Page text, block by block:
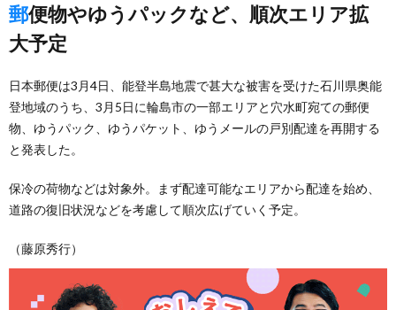
郵便物やゆうパックなど、順次エリア拡
大予定
日本郵便は3月4日、能登半島地震で甚大な被害を受けた石川県奥能
登地域のうち、3月5日に輪島市の一部エリアと穴水町宛ての郵便
物、ゆうパック、ゆうパケット、ゆうメールの戸別配達を再開する
と発表した。
保冷の荷物などは対象外。まず配達可能なエリアから配達を始め、
道路の復旧状況などを考慮して順次広げていく予定。
（藤原秀行）